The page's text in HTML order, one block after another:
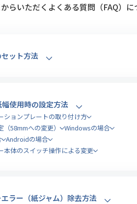
らいただくよくある質問（FAQ）に
ット方法
使用時の設定方法
ションプレートの取り付け方
（58mmへの変更）
Windowsの場合
Androidの場合
本体のスイッチ操作による変更
ラー（紙ジャム）除去方法